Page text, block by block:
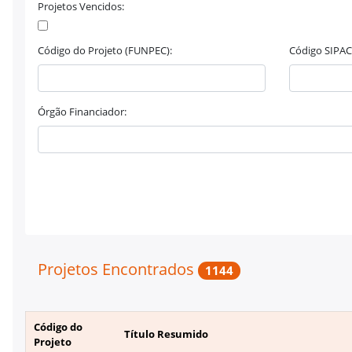
Projetos Vencidos:
Código do Projeto (FUNPEC): Código
Órgão Financiador:
Projetos Encontrados 1144
Código do
Projeto
Título Resumido